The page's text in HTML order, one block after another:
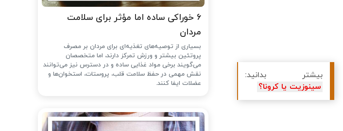
بیشتر بدانید:
سینوزیت یا کرونا؟
۶ خوراکی ساده اما مؤثر برای سلامت
مردان
بسیاری از توصیه‌های تغذیه‌ای برای مردان بر مصرف
پروتئین بیشتر و ورزش تمرکز دارند، اما متخصصان
می‌گویند برخی مواد غذایی ساده و در دسترس نیز می‌توانند
نقش مهمی در حفظ سلامت قلب، پروستات، استخوان‌ها و
عضلات ایفا کنند.